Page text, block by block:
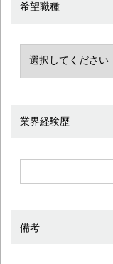
希望職種
業界経験歴
備考